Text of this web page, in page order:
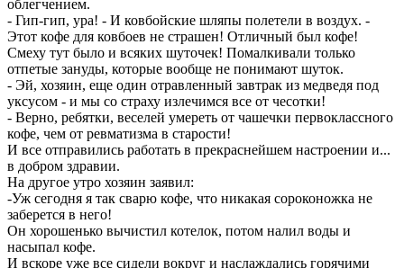
облегчением.
- Гип-гип, ура! - И ковбойские шляпы полетели в воздух. -
Этот кофе для ковбоев не страшен! Отличный был кофе!
Смеху тут было и всяких шуточек! Помалкивали только
отпетые зануды, которые вообще не понимают шуток.
- Эй, хозяин, еще один отравленный завтрак из медведя под
уксусом - и мы со страху излечимся все от чесотки!
- Верно, ребятки, веселей умереть от чашечки первоклассного
кофе, чем от ревматизма в старости!
И все отправились работать в прекраснейшем настроении и...
в добром здравии.
На другое утро хозяин заявил:
-Уж сегодня я так сварю кофе, что никакая сороконожка не
заберется в него!
Он хорошенько вычистил котелок, потом налил воды и
насыпал кофе.
И вскоре уже все сидели вокруг и наслаждались горячими